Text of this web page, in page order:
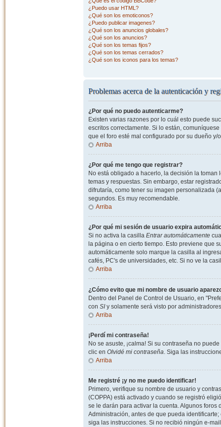
¿Puedo usar HTML?
¿Qué son los emoticonos?
¿Puedo publicar imagenes?
¿Qué son los anuncios globales?
¿Qué son los anuncios?
¿Qué son los temas fijos?
¿Qué son los temas cerrados?
¿Qué son los iconos para los temas?
Problemas acerca de la autenticación y
¿Por qué no puedo autenticarme?
Existen varias razones por lo cuál esto puede
escritos correctamente. Si lo están,
que el foro esté mal configurado por su dueño
Arriba
¿Por qué me tengo que registrar?
No está obligado a hacerlo, la decisión la
temas y respuestas. Sin embargo, estar
difrutaría, como tener su imagen personalizada
segundos. Es muy recomendable.
Arriba
¿Por qué mi sesión de usuario expira
Si no activa la casilla Entrar automáticamente
la página o en cierto tiempo. Esto previene que
automáticamente solo marque la casilla al
cafés, PC's de universidades, etc. Si no ve la
Arriba
¿Cómo evito que mi nombre de usuario
Dentro del Panel de Control de Usuario, en
con SIy solamente será visto por
Arriba
¡Perdí mi contraseña!
No se asuste, ¡calma! Si su contraseña no
clic en Olvidé mi contraseña. Siga las
Arriba
Me registré ¡y no me puedo identificar!
Primero, verifique su nombre de usuario y
(COPPA) está activado y cuando se registró
se le darán para activar la cuenta. Algunos
Administración, antes de que pueda
siga las instrucciones. Si no recibió ningún e-